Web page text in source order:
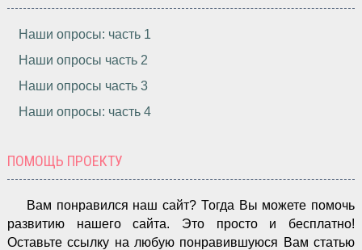
Наши опросы: часть 1
Наши опросы часть 2
Наши опросы часть 3
Наши опросы: часть 4
ПОМОЩЬ ПРОЕКТУ
Вам понравился наш сайт? Тогда Вы можете помочь
развитию нашего сайта. Это просто и бесплатно!
Оставьте ссылку на любую понравившуюся Вам статью